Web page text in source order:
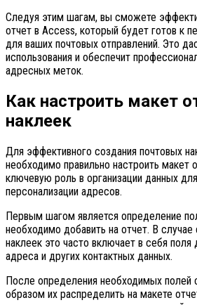
Следуя этим шагам, вы сможете
отчет в Access, который будет готов к
для ваших почтовых отправлений. Это
использования и обеспечит
адресных меток.
Как настроить макет
наклеек
Для эффективного создания почтовых
необходимо правильно настроить макет
ключевую роль в организации данных
персонализации адресов.
Первым шагом является определение
необходимо добавить на отчет. В случае
наклеек это часто включает в себя
адреса и других контактных данных.
После определения необходимых полей
образом их распределить на макете